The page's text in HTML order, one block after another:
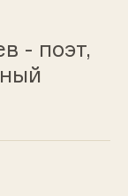
- поэт,